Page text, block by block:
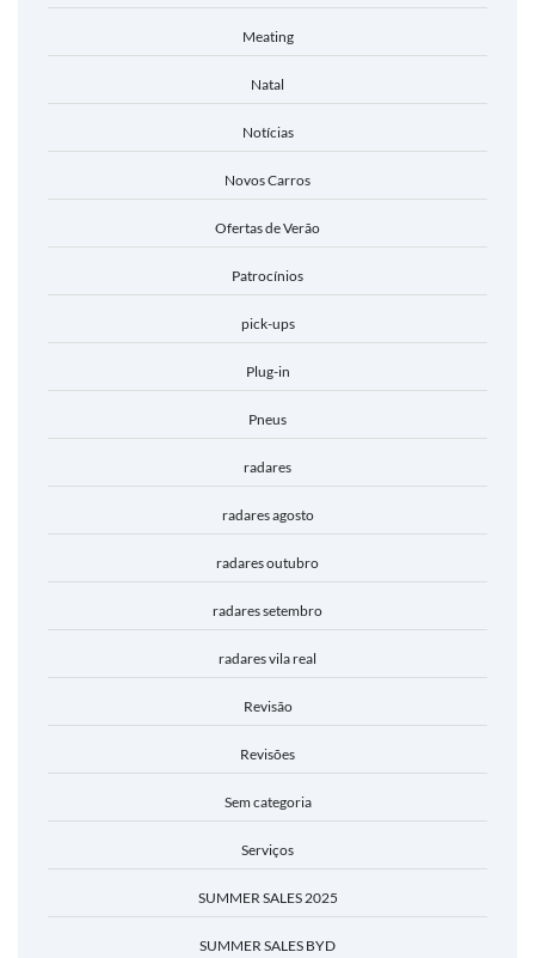
Meating
Natal
Notícias
Novos Carros
Ofertas de Verão
Patrocínios
pick-ups
Plug-in
Pneus
radares
radares agosto
radares outubro
radares setembro
radares vila real
Revisão
Revisões
Sem categoria
Serviços
SUMMER SALES 2025
SUMMER SALES BYD